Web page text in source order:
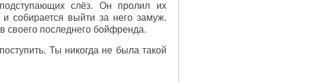
слёз. Он пролил их
собирается выйти за него замуж.
своего последнего бойфренда.
Ты никогда не была такой